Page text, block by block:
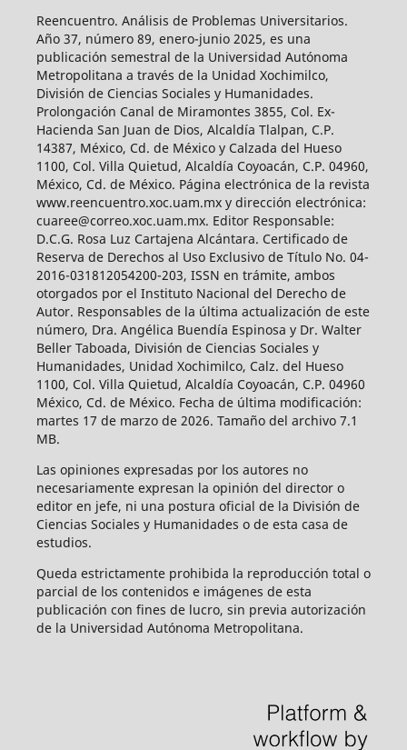
Reencuentro. Análisis de Problemas Universitarios.
Año 37, número 89, enero-junio 2025, es una
publicación semestral de la Universidad Autónoma
Metropolitana a través de la Unidad Xochimilco,
División de Ciencias Sociales y Humanidades.
Prolongación Canal de Miramontes 3855, Col. Ex-
Hacienda San Juan de Dios, Alcaldía Tlalpan, C.P.
14387, México, Cd. de México y Calzada del Hueso
1100, Col. Villa Quietud, Alcaldía Coyoacán, C.P. 04960,
México, Cd. de México. Página electrónica de la revista
www.reencuentro.xoc.uam.mx y dirección electrónica:
cuaree@correo.xoc.uam.mx. Editor Responsable:
D.C.G. Rosa Luz Cartajena Alcántara. Certificado de
Reserva de Derechos al Uso Exclusivo de Título No. 04-
2016-031812054200-203, ISSN en trámite, ambos
otorgados por el Instituto Nacional del Derecho de
Autor. Responsables de la última actualización de este
número, Dra. Angélica Buendía Espinosa y Dr. Walter
Beller Taboada, División de Ciencias Sociales y
Humanidades, Unidad Xochimilco, Calz. del Hueso
1100, Col. Villa Quietud, Alcaldía Coyoacán, C.P. 04960
México, Cd. de México. Fecha de última modificación:
martes 17 de marzo de 2026. Tamaño del archivo 7.1
MB.
Las opiniones expresadas por los autores no
necesariamente expresan la opinión del director o
editor en jefe, ni una postura oficial de la División de
Ciencias Sociales y Humanidades o de esta casa de
estudios.
Queda estrictamente prohibida la reproducción total o
parcial de los contenidos e imágenes de esta
publicación con fines de lucro, sin previa autorización
de la Universidad Autónoma Metropolitana.